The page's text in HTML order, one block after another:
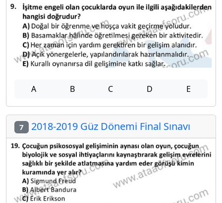
A B C D E
7 2018-2019 Güz Dönemi Final Sınavı